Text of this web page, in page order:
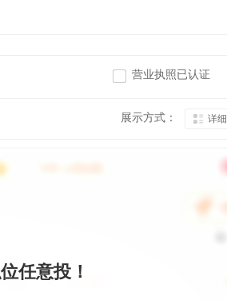
营业执照已认证
展示方式： 详细
任意投！